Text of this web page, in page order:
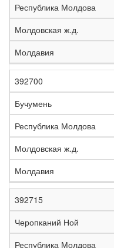
Республика Молдова
Молдовская ж.д.
Молдавия
392700
Бучумень
Республика Молдова
Молдовская ж.д.
Молдавия
392715
Черопканий Ной
Республика Молдова